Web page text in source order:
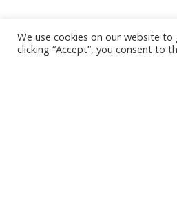
We use cookies on our website
clicking “Accept”, you consent to